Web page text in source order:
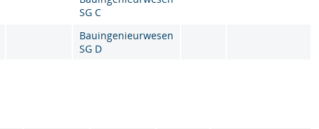
SG C
Bauingenieurwesen
SG D